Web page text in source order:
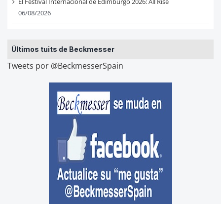
06/08/2026
Últimos tuits de Beckmesser
Tweets por @BeckmesserSpain